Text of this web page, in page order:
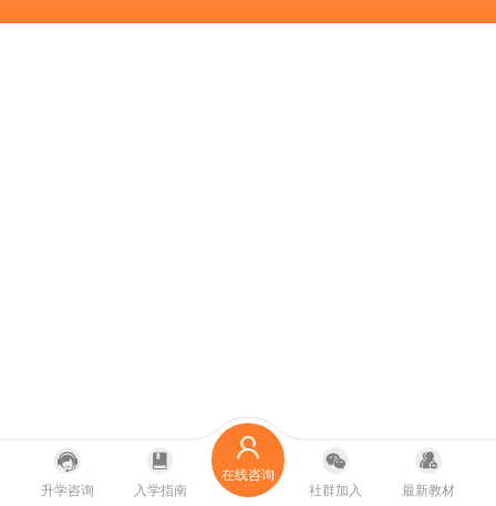
升学咨询 入学指南
在线咨询
社群加入
最新教材